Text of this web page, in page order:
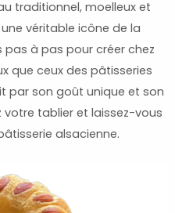
traditionnel, moelleux et
véritable icône de la
pas à pas pour créer chez
que ceux des pâtisseries
par son goût unique et son
votre tablier et laissez-vous
alsacienne.